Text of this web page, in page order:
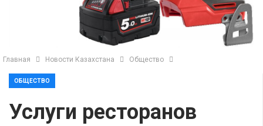
Главная Новости Казахстана Общество
ОБЩЕСТВО
Услуги ресторанов